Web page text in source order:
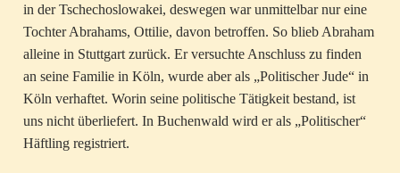
in der Tschechoslowakei, deswegen war unmittelbar nur eine
Tochter Abrahams, Ottilie, davon betroffen. So blieb Abraham
alleine in Stuttgart zurück. Er versuchte Anschluss zu finden
an seine Familie in Köln, wurde aber als „Politischer Jude“ in
Köln verhaftet. Worin seine politische Tätigkeit bestand, ist
uns nicht überliefert. In Buchenwald wird er als „Politischer“
Häftling registriert.